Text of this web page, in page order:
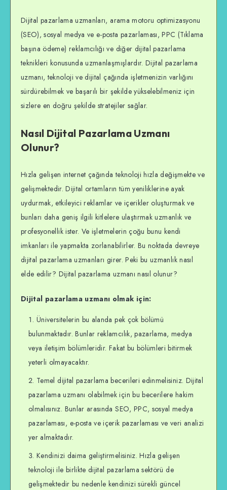
Dijital pazarlama uzmanları, arama motoru optimizasyonu
(SEO), sosyal medya ve e-posta pazarlaması, PPC (Tıklama
başına ödeme) reklamcılığı ve diğer dijital pazarlama
teknikleri konusunda uzmanlaşmışlardır. Dijital pazarlama
uzmanı, teknoloji ve dijital çağında işletmenizin varlığını
sürdürebilmek ve başarılı bir şekilde yükselebilmeniz için
sizlere en doğru şekilde stratejiler sağlar.
Nasıl Dijital Pazarlama Uzmanı
Olunur?
Hızla gelişen internet çağında teknoloji hızla değişmekte ve
gelişmektedir. Dijital ortamların tüm yeniliklerine ayak
uydurmak, etkileyici reklamlar ve içerikler oluşturmak ve
bunları daha geniş ilgili kitlelere ulaştırmak uzmanlık ve
profesyonellik ister. Ve işletmelerin çoğu bunu kendi
imkanları ile yapmakta zorlanabilirler. Bu noktada devreye
dijital pazarlama uzmanları girer. Peki bu uzmanlık nasıl
elde edilir? Dijital pazarlama uzmanı nasıl olunur?
Dijital pazarlama uzmanı olmak için:
Üniversitelerin bu alanda pek çok bölümü
bulunmaktadır. Bunlar reklamcılık, pazarlama, medya
veya iletişim bölümleridir. Fakat bu bölümleri bitirmek
yeterli olmayacaktır.
Temel dijital pazarlama becerileri edinmelisiniz. Dijital
pazarlama uzmanı olabilmek için bu becerilere hakim
olmalısınız. Bunlar arasında SEO, PPC, sosyal medya
pazarlaması, e-posta ve içerik pazarlaması ve veri analizi
yer almaktadır.
Kendinizi daima geliştirmelisiniz. Hızla gelişen
teknoloji ile birlikte dijital pazarlama sektörü de
gelişmektedir bu nedenle kendinizi sürekli güncel